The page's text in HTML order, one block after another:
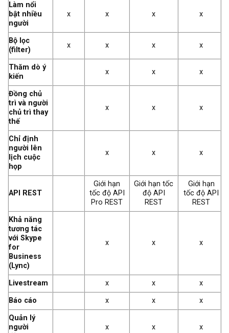
Làm nổi
bật nhiều
người
x x x x
Bộ lọc
(filter)
x x x x
Thăm dò ý
kiến
x x x
Đồng chủ
trì và người
chủ trì thay
thế
x x x
Chỉ định
người lên
lịch cuộc
họp
x x x
API REST
Giới hạn
tốc độ API
Pro REST
Giới hạn tốc
độ API
REST
Giới hạn
tốc độ API
REST
Khả năng
tương tác
với Skype
for
Business
(Lync)
x x x
Livestream x x
x
Báo cáo
x x
x
Quản lý
người
x x x